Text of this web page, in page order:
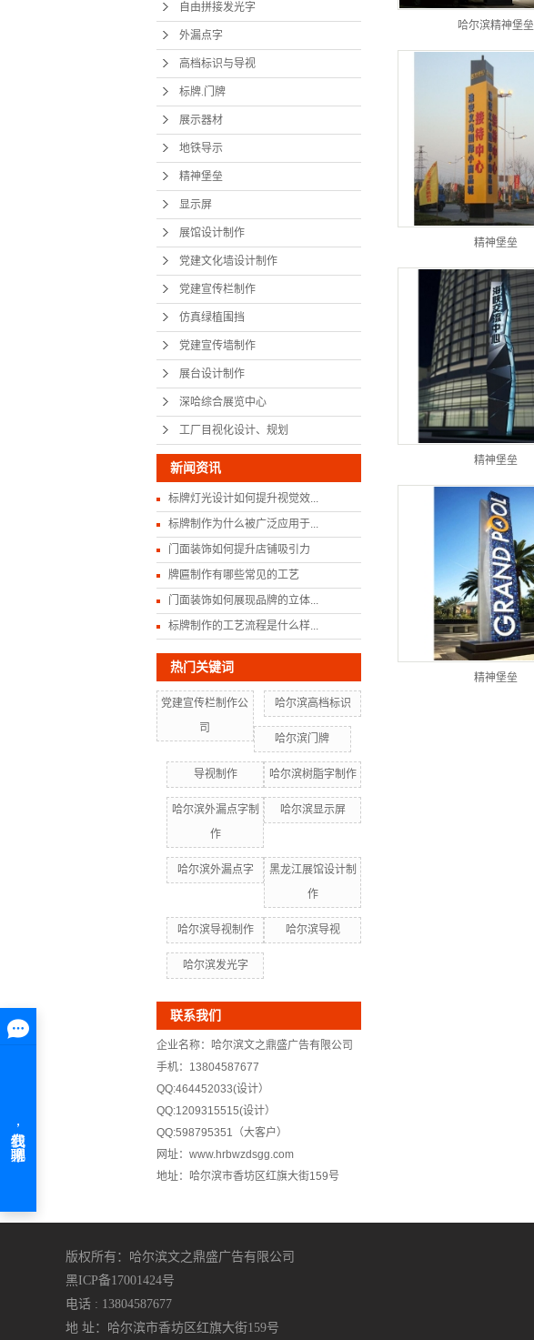
精神堡垒
党建宣传栏制作
仿真绿植围挡
党建宣传墙制作
深哈综合展览中心
工厂目视化设计、规划
自由拼接发光字
外漏点字
高档标识与导视
标牌.门牌
展示器材
地铁导示
精神堡垒
显示屏
展馆设计制作
党建文化墙设计制作
党建宣传栏制作
仿真绿植围挡
党建宣传墙制作
展台设计制作
深哈综合展览中心
工厂目视化设计、规划
新闻资讯
标牌灯光设计如何提升视觉效...
标牌制作为什么被广泛应用于...
门面装饰如何提升店铺吸引力
牌匾制作有哪些常见的工艺
门面装饰如何展现品牌的立体...
标牌制作的工艺流程是什么样...
热门关键词
党建宣传栏制作公
司
哈尔滨高档标识
哈尔滨门牌
导视制作 哈尔滨树脂字制作
哈尔滨外漏点字制
作
哈尔滨显示屏
哈尔滨外漏点字
黑龙江展馆设计制
作
哈尔滨导视制作 哈尔滨导视
哈尔滨发光字
联系我们
企业名称：哈尔滨文之鼎盛广告有限公司
手机：13804587677
QQ:464452033(设计）
QQ:1209315515(设计）
QQ:598795351（大客户）
网址：www.hrbwzdsgg.com
地址：哈尔滨市香坊区红旗大街159号
哈尔滨精神堡垒
精神堡垒
精神堡垒
精神堡垒
版权所有：哈尔滨文之鼎盛广告有限公司
黑ICP备17001424号
电话 : 13804587677
地 址：哈尔滨市香坊区红旗大街159号